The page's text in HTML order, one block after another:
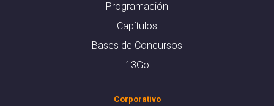
Programación
Capítulos
Bases de Concursos
13Go
Corporativo